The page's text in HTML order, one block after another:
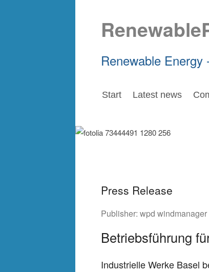
Renewable
Start Latest news
Press Release
Publisher: wpd
Betriebsführung
Industrielle Werke Basel